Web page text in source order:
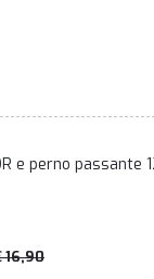
e perno passante
16,90